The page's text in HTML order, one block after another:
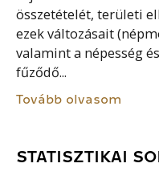
összetételét, területi
ezek változásait
valamint a népesség
fűződő...
Tovább olvasom
STATISZTIKAI